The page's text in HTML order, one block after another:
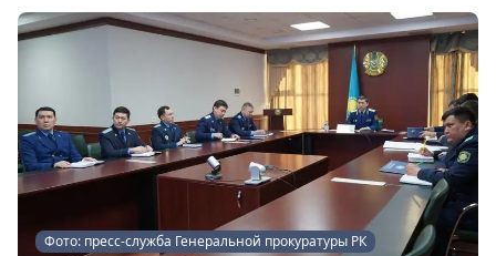
Фото: пресс-служба Генеральной прокуратуры РК